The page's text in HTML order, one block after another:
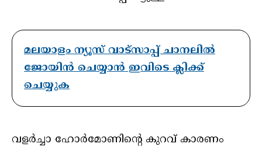
മലയാളം ന്യൂസ് വാട്സാപ്പ് ചാനലിൽ
ജോയിൻ ചെയ്യാൻ ഇവിടെ ക്ലിക്ക്
ചെയ്യുക
വളർച്ചാ ഹോർമോണിന്റെ കുറവ് കാരണം